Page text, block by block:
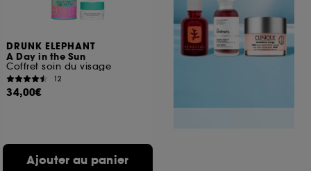
DRUNK ELEPHANT
A Day in the Sun
Coffret soin du visage
12
34,00€
Ajouter au panier